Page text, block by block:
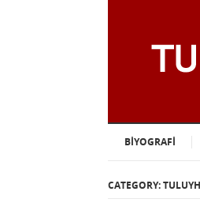
BIYOGRAFI
CATEGORY: